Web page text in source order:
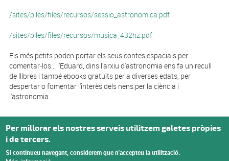
/sites/piles/files/recursos/sessio_astronomica.pdf
/sites/piles/files/recursos/musica_432hz.pdf
Els més petits poden portar els seus contes espacials per
comentar-los... l'Eduard, dins l'arxiu d'astronomia ens fa un recull
de llibres i també ebooks gratuïts per a diverses edats, per
despertar o fomentar l'interès dels nens per la ciència i
l'astronomia.
Per millorar els nostres serveis utilitzem galetes pròpies
i de tercers.
Si continueu navegant, considerem que n'accepteu la utilització.